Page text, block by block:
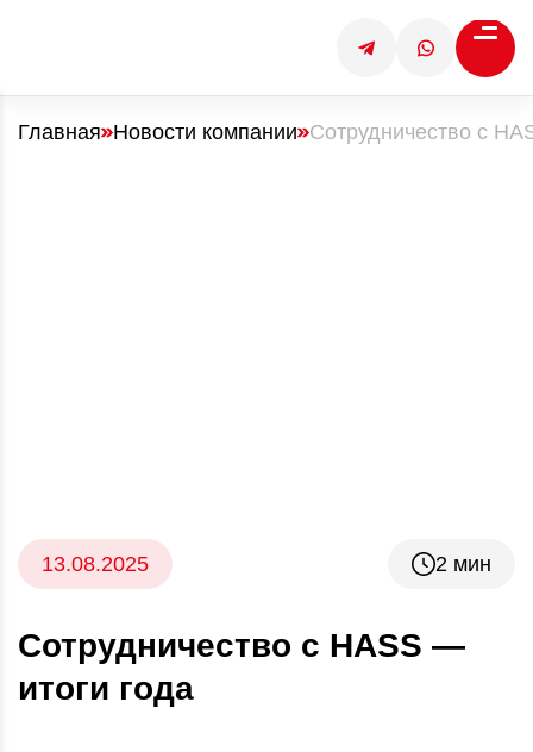
Главная Новости компании Сотрудничество с
13.08.2025 2 мин
Сотрудничество с HASS —
итоги года